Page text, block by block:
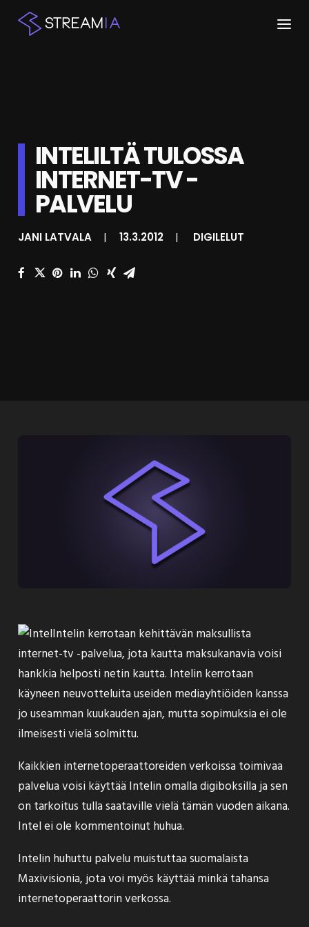
KESKUSTELU
SHOP
INTELILTÄ TULOSSA
INTERNET-TV -
PALVELU
JANI LATVALA | 13.3.2012 | DIGILELUT
Intelin kerrotaan kehittävän maksullista
internet-tv -palvelua, jota kautta maksukanavia voisi
hankkia helposti netin kautta. Intelin kerrotaan
käyneen neuvotteluita useiden mediayhtiöiden kanssa
jo useamman kuukauden ajan, mutta sopimuksia ei ole
ilmeisesti vielä solmittu.
Kaikkien internetoperaattoreiden verkoissa toimivaa
palvelua voisi käyttää Intelin omalla digiboksilla ja sen
on tarkoitus tulla saataville vielä tämän vuoden aikana.
Intel ei ole kommentoinut huhua.
Intelin huhuttu palvelu muistuttaa suomalaista
Maxivisionia, jota voi myös käyttää minkä tahansa
internetoperaattorin verkossa.